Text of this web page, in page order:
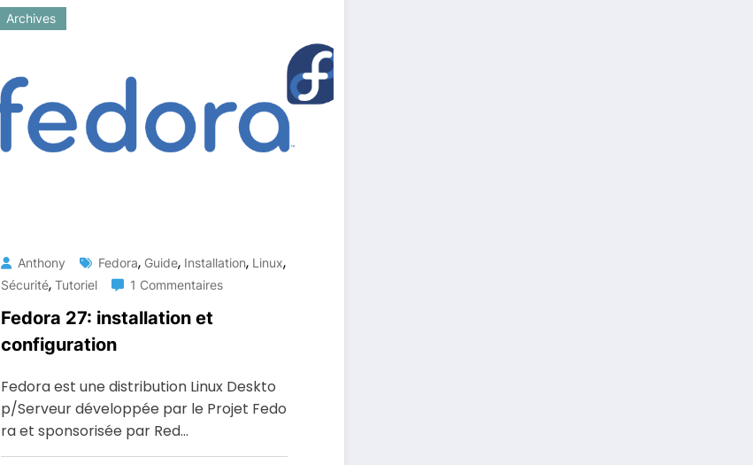
Archives
Anthony Fedora, Guide, Installation, Linux,
Sécurité, Tutoriel 1 Commentaires
Fedora 27: installation et
configuration
Fedora est une distribution Linux Deskto
p/Serveur développée par le Projet Fedo
ra et sponsorisée par Red…